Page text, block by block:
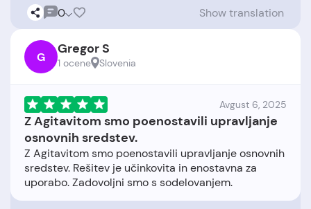
0 Show translation
G Gregor S
1 ocene Slovenia
Avgust 6, 2025
Z Agitavitom smo poenostavili upravljanje
osnovnih sredstev.
Z Agitavitom smo poenostavili upravljanje osnovnih
sredstev. Rešitev je učinkovita in enostavna za